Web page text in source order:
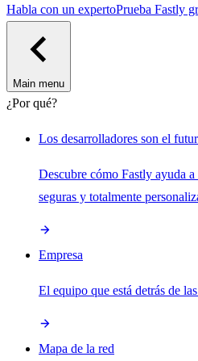
Habla con un expertoPrueba Fastly
Main menu
¿Por qué?
Los desarrolladores son el
Descubre cómo Fastly ayuda
seguras y totalmente
Empresa
El equipo que está detrás de
Mapa de la red